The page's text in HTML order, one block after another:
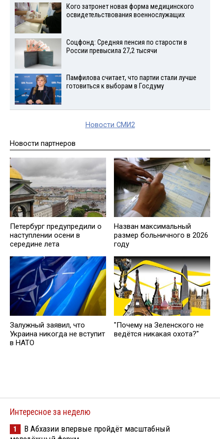
Кого затронет новая форма медицинского
освидетельствования военнослужащих
Соцфонд: Средняя пенсия по старости в
России превысила 27,2 тысячи
Памфилова считает, что партии стали лучше
готовиться к выборам в Госдуму
Новости СМИ2
Новости партнеров
Петербург предупредили о
наступлении осени в
середине лета
Назван максимальный
размер больничного в 2026
году
Залужный заявил, что
Украина никогда не вступит
в НАТО
"Почему на Зеленского не
ведётся никакая охота?"
Интересное за неделю
1
В Абхазии впервые пройдёт масштабный